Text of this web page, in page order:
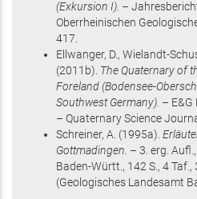
(Exkursion I). –
Oberrheinischen
417.
Ellwanger, D., Wielandt-
(2011 b). The Quaternary of
Foreland (Bodensee-
Southwest Germany). –
– Quaternary Science
Schreiner, A. (1995a).
Gottmadingen. – 3. erg. Aufl.,
Baden-Württ., 142 S., 4 Taf.,
(Geologisches Landesamt